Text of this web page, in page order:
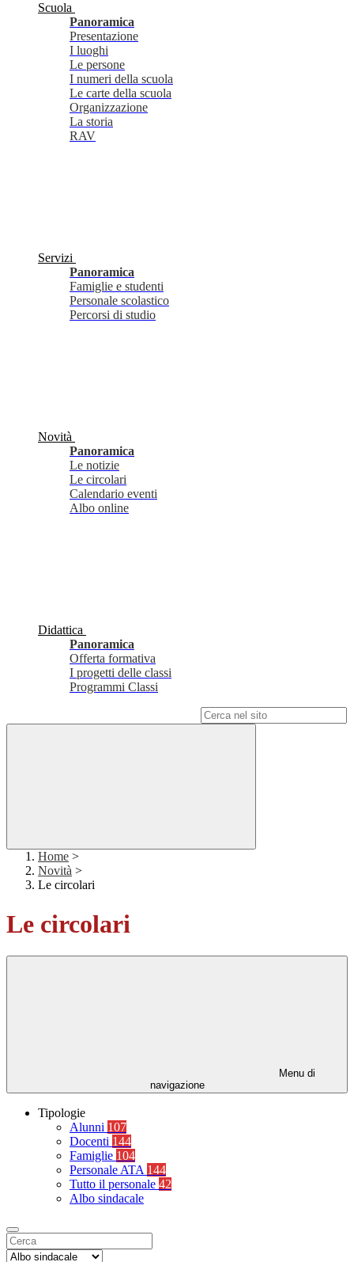
Scuola
Panoramica
Presentazione
I luoghi
Le persone
I numeri della scuola
Le carte della scuola
Organizzazione
La storia
RAV
Servizi
Panoramica
Famiglie e studenti
Personale scolastico
Percorsi di studio
Novità
Panoramica
Le notizie
Le circolari
Calendario eventi
Albo online
Didattica
Panoramica
Offerta formativa
I progetti delle classi
Programmi Classi
Home >
Novità >
Le circolari
Le circolari
Menu di
navigazione
Tipologie
Alunni 107
Docenti 144
Famiglie 104
Personale ATA 144
Tutto il personale 42
Albo sindacale